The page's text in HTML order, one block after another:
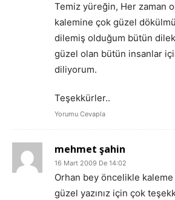
Temiz yüreğin, Her zaman
kalemine çok güzel
dilemiş olduğum bütün
güzel olan bütün insanlar
diliyorum.
Teşekkürler..
Yorumu Cevapla
mehmet şahin
16 Mart 2009 De 14:02
Orhan bey öncelikle
güzel yazınız için çok